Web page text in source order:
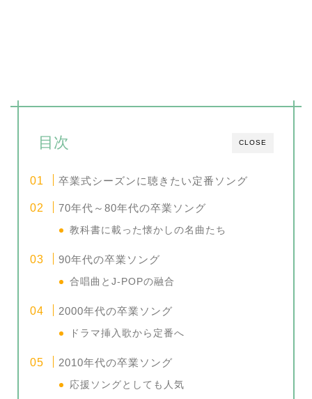
CLOSE
目次
卒業式シーズンに聴きたい定番ソング
70年代～80年代の卒業ソング
教科書に載った懐かしの名曲たち
90年代の卒業ソング
合唱曲とJ-POPの融合
2000年代の卒業ソング
ドラマ挿入歌から定番へ
2010年代の卒業ソング
応援ソングとしても人気